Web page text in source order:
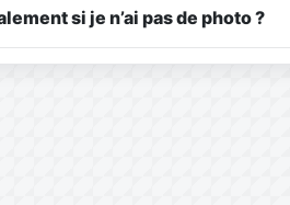
si je n’ai pas de photo ?